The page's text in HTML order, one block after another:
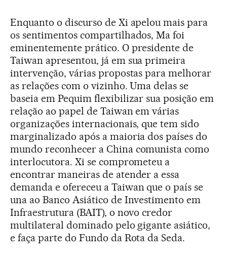
Enquanto o discurso de Xi apelou mais para
os sentimentos compartilhados, Ma foi
eminentemente prático. O presidente de
Taiwan apresentou, já em sua primeira
intervenção, várias propostas para melhorar
as relações com o vizinho. Uma delas se
baseia em Pequim flexibilizar sua posição em
relação ao papel de Taiwan em várias
organizações internacionais, que tem sido
marginalizado após a maioria dos países do
mundo reconhecer a China comunista como
interlocutora. Xi se comprometeu a
encontrar maneiras de atender a essa
demanda e ofereceu a Taiwan que o país se
una ao Banco Asiático de Investimento em
Infraestrutura (BAIT), o novo credor
multilateral dominado pelo gigante asiático,
e faça parte do Fundo da Rota da Seda.